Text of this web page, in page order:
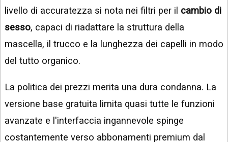
livello di accuratezza si nota nei filtri per il cambio di
sesso, capaci di riadattare la struttura della
mascella, il trucco e la lunghezza dei capelli in modo
del tutto organico.
La politica dei prezzi merita una dura condanna. La
versione base gratuita limita quasi tutte le funzioni
avanzate e l'interfaccia ingannevole spinge
costantemente verso abbonamenti premium dal